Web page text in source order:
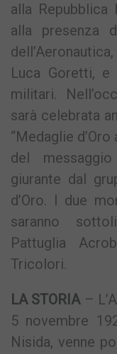
alla
alla presenza
Luca Goretti,
militari.
sarà celebrata
“Medaglie
del
giurante dal
d’Oro. I due
saranno
Pattuglia
Tricolori.
LA STORIA–
5 novembre
Nisida, venne